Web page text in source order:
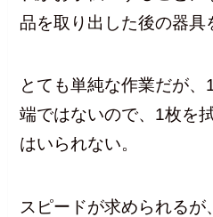
品を取り出した後の器具
とても単純な作業だが
端ではないので、1枚を
はいられない。
スピードが求められる